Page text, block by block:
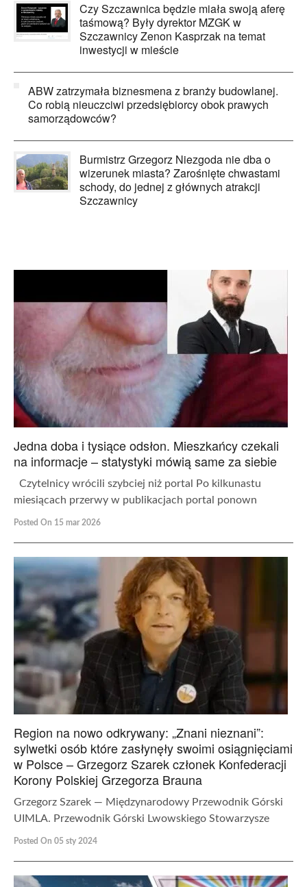
Czy Szczawnica będzie miała swoją aferę
taśmową? Były dyrektor MZGK w
Szczawnicy Zenon Kasprzak na temat
inwestycji w mieście
ABW zatrzymała biznesmena z branży budowlanej.
Co robią nieuczciwi przedsiębiorcy obok prawych
samorządowców?
Burmistrz Grzegorz Niezgoda nie dba o
wizerunek miasta? Zarośnięte chwastami
schody, do jednej z głównych atrakcji
Szczawnicy
Jedna doba i tysiące odsłon. Mieszkańcy czekali
na informacje – statystyki mówią same za siebie
Czytelnicy wrócili szybciej niż portal Po kilkunastu
miesiącach przerwy w publikacjach portal ponown
Posted On 15 mar 2026
Region na nowo odkrywany: „Znani nieznani”:
sylwetki osób które zasłynęły swoimi osiągnięciami
w Polsce – Grzegorz Szarek członek Konfederacji
Korony Polskiej Grzegorza Brauna
Grzegorz Szarek — Międzynarodowy Przewodnik Górski
UIMLA. Przewodnik Górski Lwowskiego Stowarzysze
Posted On 05 sty 2024